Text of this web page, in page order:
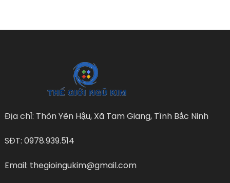
Địa chỉ: Thôn Yên Hậu, Xã Tam Giang, Tình Bắc Ninh
SĐT: 0978.939.514
Email: thegioingukim@gmail.com